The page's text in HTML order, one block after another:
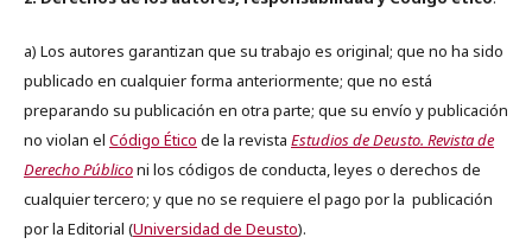
a) Los autores garantizan que su trabajo es original; que no ha sido
publicado en cualquier forma anteriormente; que no está
preparando su publicación en otra parte; que su envío y publicación
no violan el Código Ético de la revista Estudios de Deusto. Revista de
Derecho Públiconi los códigos de conducta, leyes o derechos de
cualquier tercero; y que no se requiere el pago por la publicación
por la Editorial (Universidad de Deusto).